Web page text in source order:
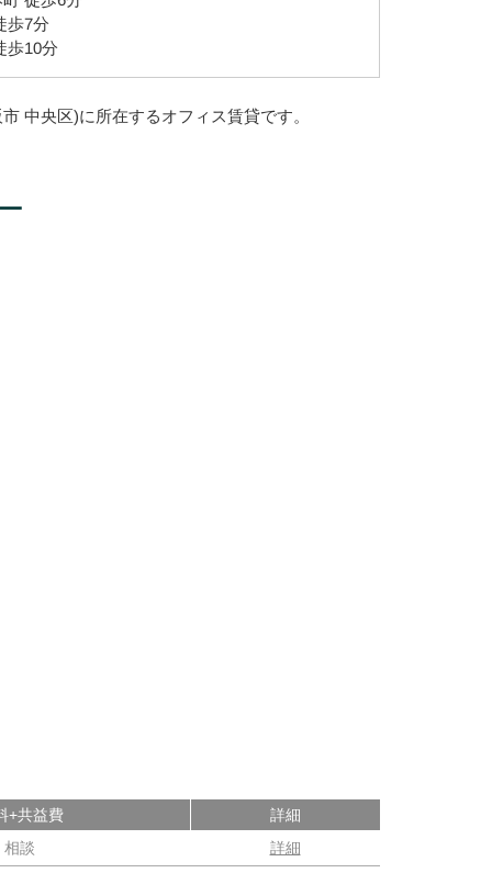
歩7分
歩10分
中央区)に所在するオフィス賃貸です。
+共益費
詳細
相談 詳細